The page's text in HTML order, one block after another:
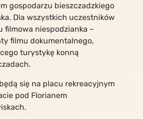
gospodarzu bieszczadzkiego
Dla wszystkich uczestników
filmowa niespodzianka –
filmu dokumentalnego,
turystykę konną
się na placu rekreacyjnym
pod Florianem